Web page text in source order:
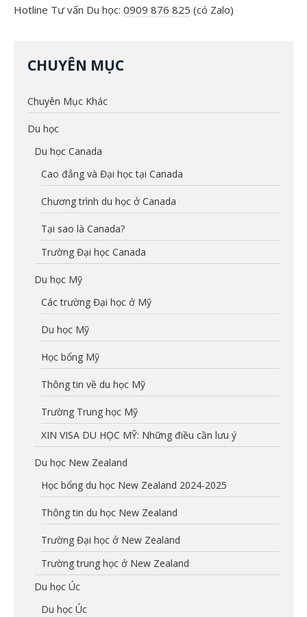
Hotline Tư vấn Du học: 0909 876 825 (có Zalo)
CHUYÊN MỤC
Chuyên Mục Khác
Du học
Du học Canada
Cao đẳng và Đại học tại Canada
Chương trình du học ở Canada
Tại sao là Canada?
Trường Đại học Canada
Du học Mỹ
Các trường Đại học ở Mỹ
Du học Mỹ
Học bổng Mỹ
Thông tin về du học Mỹ
Trường Trung học Mỹ
XIN VISA DU HỌC MỸ: Những điều cần lưu ý
Du học New Zealand
Học bổng du học New Zealand 2024-2025
Thông tin du học New Zealand
Trường Đại học ở New Zealand
Trường trung học ở New Zealand
Du học Úc
Du học Úc